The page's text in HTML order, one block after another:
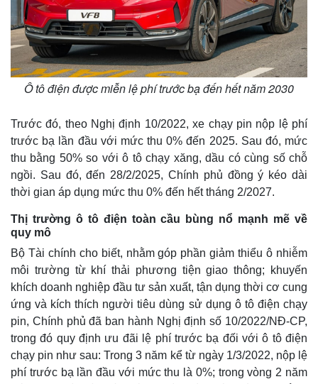
Thế giới
Multimedia
Ô tô điện được miễn lệ phí trước bạ đến hết năm 2030
Trước đó, theo Nghị định 10/2022, xe chạy pin nộp lệ phí
trước bạ lần đầu với mức thu 0% đến 2025. Sau đó, mức
thu bằng 50% so với ô tô chạy xăng, dầu có cùng số chỗ
ngồi. Sau đó, đến 28/2/2025, Chính phủ đồng ý kéo dài
thời gian áp dụng mức thu 0% đến hết tháng 2/2027.
Thị trường ô tô điện toàn cầu bùng nổ mạnh mẽ về
quy mô
Bộ Tài chính cho biết, nhằm góp phần giảm thiểu ô nhiễm
môi trường từ khí thải phương tiện giao thông; khuyến
khích doanh nghiệp đầu tư sản xuất, tận dụng thời cơ cung
ứng và kích thích người tiêu dùng sử dụng ô tô điện chạy
pin, Chính phủ đã ban hành Nghị định số 10/2022/NĐ-CP,
trong đó quy định ưu đãi lệ phí trước bạ đối với ô tô điện
chạy pin như sau: Trong 3 năm kể từ ngày 1/3/2022, nộp lệ
phí trước bạ lần đầu với mức thu là 0%; trong vòng 2 năm